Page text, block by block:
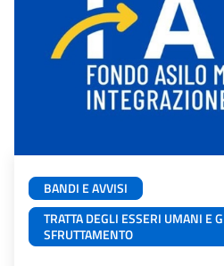
BANDI E AVVISI
TRATTA DEGLI ESSERI UMANI E
SFRUTTAMENTO